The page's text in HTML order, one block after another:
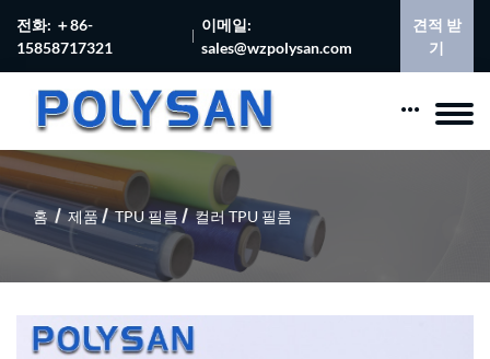
전화: ＋86-
15858717321
이메일:
sales@wzpolysan.com
견적 받
기
홈 제품 TPU 필름 컬러 TPU 필름